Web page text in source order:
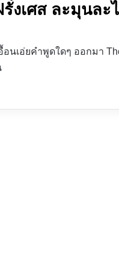
เศส ละมุนละ
นเอ่ยคำพูดใดๆ ออกมา